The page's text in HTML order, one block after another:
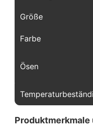
Größe
Farbe
Ösen
Produktmerkmale